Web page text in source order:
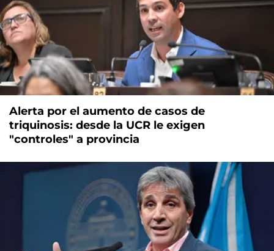
Alerta por el aumento de casos de
triquinosis: desde la UCR le exigen
"controles" a provincia